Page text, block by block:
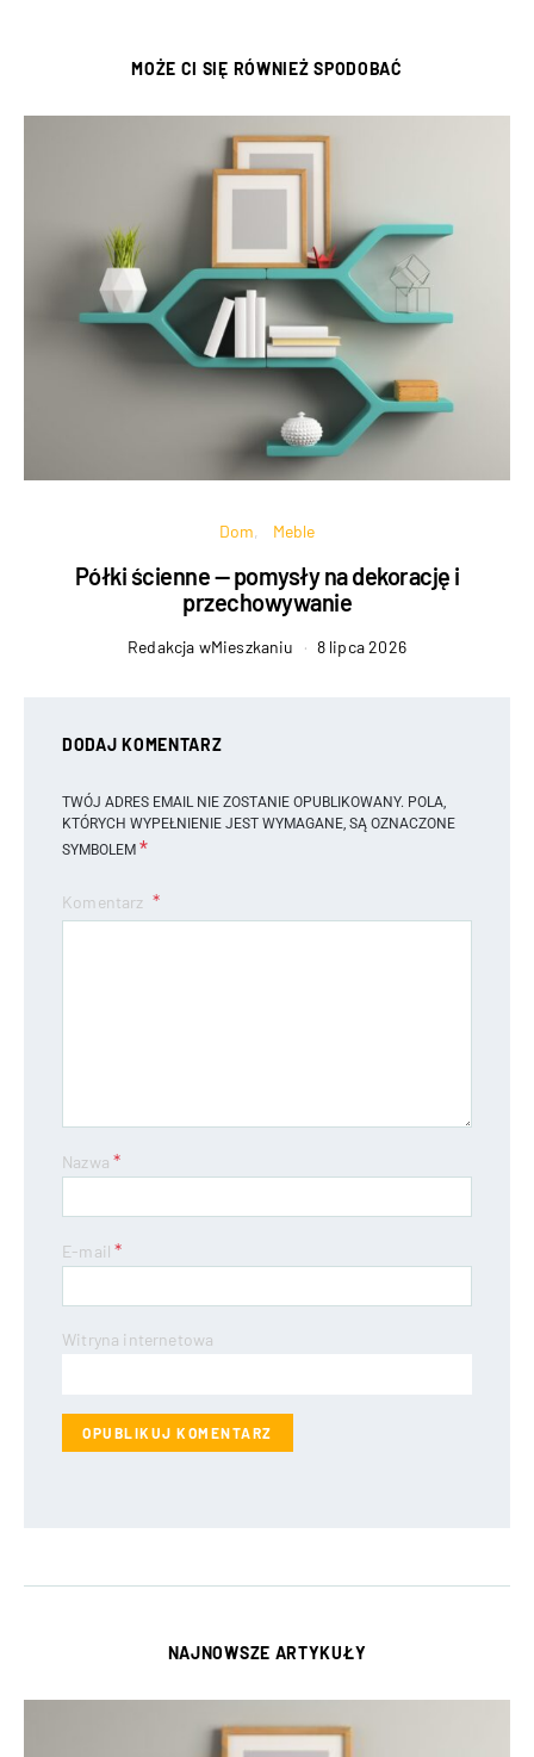
MOŻE CI SIĘ RÓWNIEŻ SPODOBAĆ
Dom Meble
Półki ścienne — pomysły na dekorację i
przechowywanie
Redakcja wMieszkaniu 8 lipca 2026
DODAJ KOMENTARZ
TWÓJ ADRES EMAIL NIE ZOSTANIE OPUBLIKOWANY. POLA,
KTÓRYCH WYPEŁNIENIE JEST WYMAGANE, SĄ OZNACZONE
SYMBOLEM *
Komentarz
Nazwa*
E-mail*
Witryna internetowa
NAJNOWSZE ARTYKUŁY